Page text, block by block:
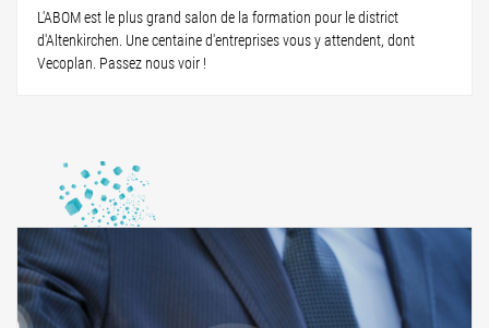
L'ABOM est le plus grand salon de la formation pour le district
d'Altenkirchen. Une centaine d'entreprises vous y attendent, dont
Vecoplan. Passez nous voir !